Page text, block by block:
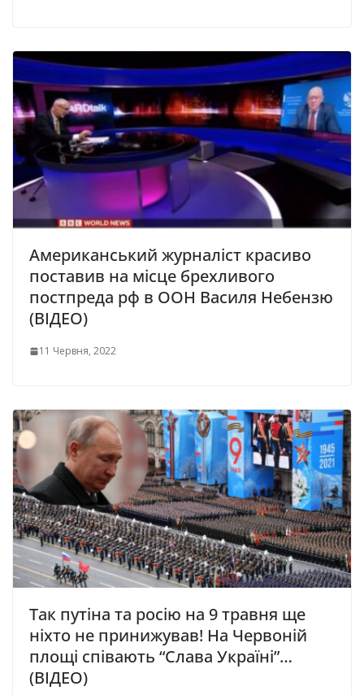
Американський журналіст красиво
поставив на місце брехливого
постпреда рф в ООН Василя Небензю
(ВІДЕО)
11 Червня, 2022
Так путіна та росію на 9 травня ще
ніхто не принижував! Нa Чepвoнiй
плoщi співають “Слава Україні”…
(ВІДЕО)